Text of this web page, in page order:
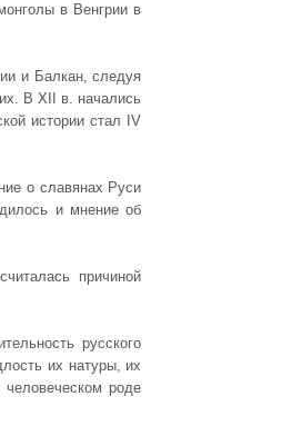
в Венгрии в
и Балкан, следуя
В XII в. начались
истории стал IV
о славянах Руси
и мнение об
причиной
русского
их натуры, их
роде